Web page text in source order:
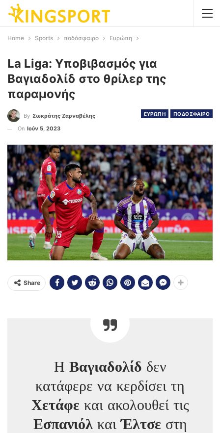
Home Sports ποδόσφαιρο Ευρώπη
La Liga: Υποβιβασμός για
Βαγιαδολίδ στο θρίλερ της
παραμονής
ΕΥΡΩΠΗ ΠΟΔΟΣΦΑΙΡΟ
By Σωκράτης Ζαρναβέλης
On Ιούν 5, 2023
Share
Η Βαγιαδολίδ δεν
κατάφερε να κερδίσει τη
Χετάφεκαι ακολουθεί τις
ΕσπανιόλκαιΈλτσεστη